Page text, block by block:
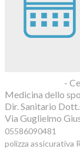
-
Medicina dello
Dir. Sanitario
Via Guglielmo
05586090481
polizza assicurativa